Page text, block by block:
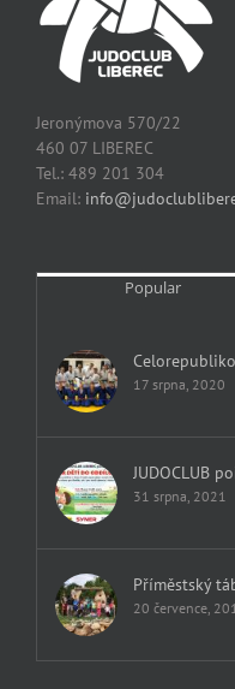
Jeronýmova 570/22
460 07 LIBEREC
Tel.: 489 201 304
Email:
Popular
17 srpna, 2020
JUDOCLUB
31 srpna, 2021
Příměstský
20 července,